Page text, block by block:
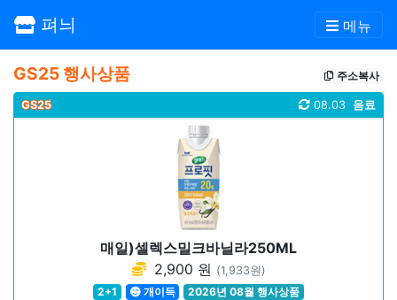
펴늬 메뉴
GS25 행사상품 주소복사
GS25 음료
08.03
매일)셀렉스밀크바닐라250ML
2,900 원 (1,933원)
2+1
개이득 2026년 08월 행사상품